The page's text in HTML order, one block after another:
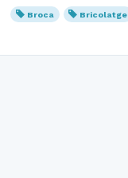
Broca Bricolatge